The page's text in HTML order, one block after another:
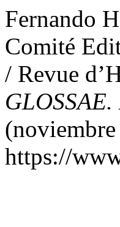
Fernando
Comité
/ Revue
https://